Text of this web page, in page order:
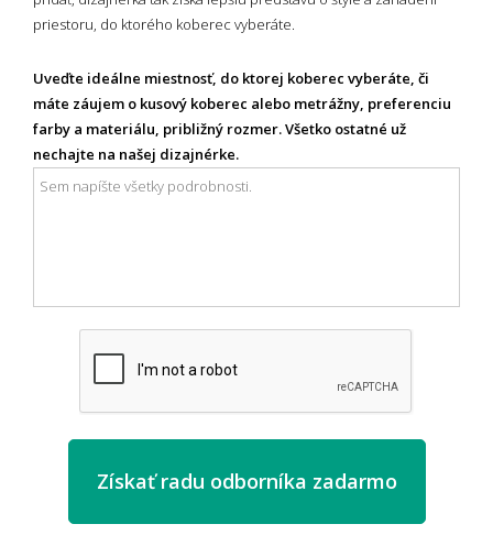
priestoru, do ktorého koberec vyberáte.
Uveďte ideálne miestnosť, do ktorej koberec vyberáte, či
máte záujem o kusový koberec alebo metrážny, preferenciu
farby a materiálu, približný rozmer. Všetko ostatné už
nechajte na našej dizajnérke.